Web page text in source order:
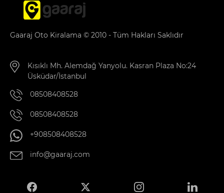
Gaaraj Oto Kiralama © 2010 - Tüm Hakları Saklıdır
Kısıklı Mh. Alemdağ Yanyolu. Kasran Plaza No:24
Üsküdar/İstanbul
08508408528
08508408528
+908508408528
info@gaaraj.com